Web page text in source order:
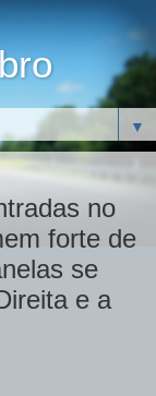
▼
no
forte de
se
e a